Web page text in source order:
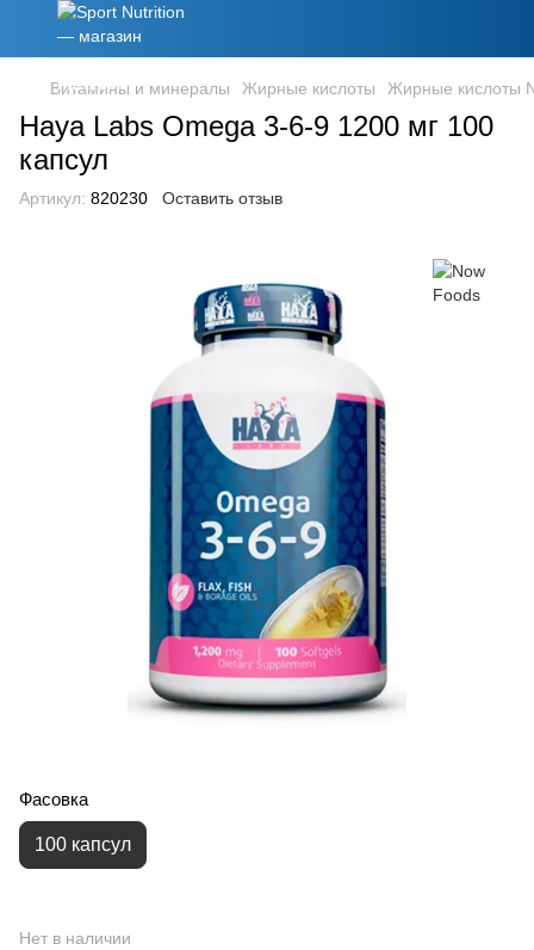
Витамины и минералы Жирные кислоты Жирные кислоты
Haya Labs Omega 3-6-9 1200 мг 100
капсул
Артикул: 820230 Оставить отзыв
Фасовка
100 капсул
Нет в наличии